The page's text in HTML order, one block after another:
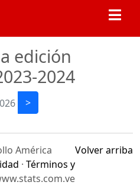
edición
2024
>
Volver arriba
América
· Términos y